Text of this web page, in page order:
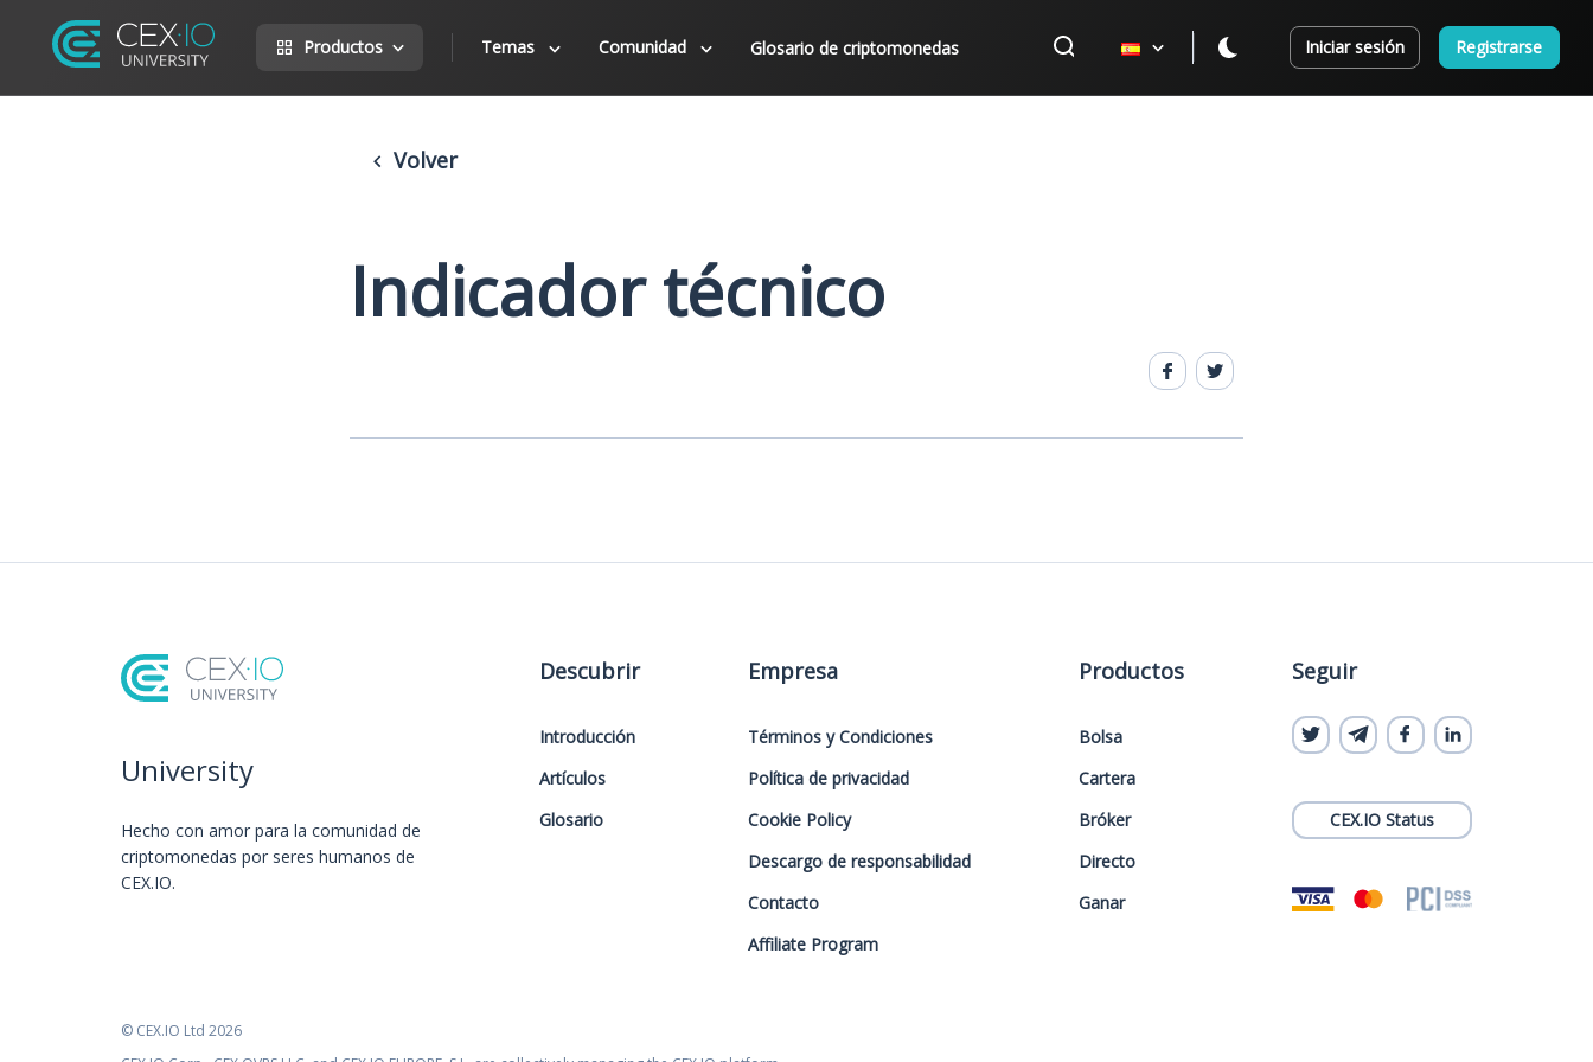
Productos Temas Comunidad Glosario de criptomonedas Iniciar sesión Registrarse
Volver
Indicador técnico
University
Hecho con amor️ para la comunidad de
criptomonedas por seres humanos de
CEX.IO.
Descubrir
Introducción
Artículos
Glosario
Empresa
Términos y Condiciones
Política de privacidad
Cookie Policy
Descargo de responsabilidad
Contacto
Affiliate Program
Productos
Bolsa
Cartera
Bróker
Directo
Ganar
Seguir
CEX.IO Status
© CEX.IO Ltd 2026